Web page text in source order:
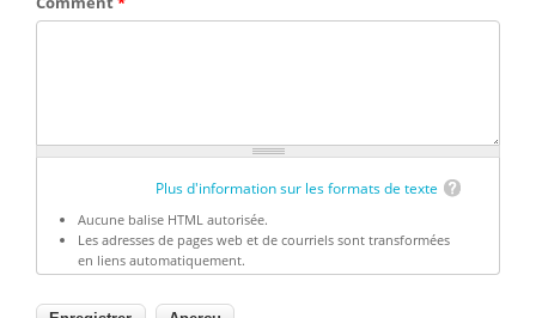
Plus d'information sur les formats de texte
Aucune balise HTML autorisée.
Les adresses de pages web et de courriels sont transformées
en liens automatiquement.